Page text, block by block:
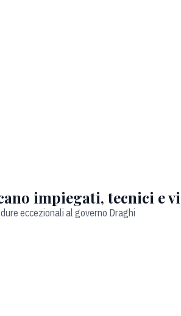
impiegati, tecnici e
eccezionali al governo Draghi